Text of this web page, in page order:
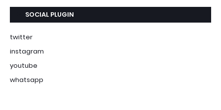
SOCIAL PLUGIN
twitter
instagram
youtube
whatsapp